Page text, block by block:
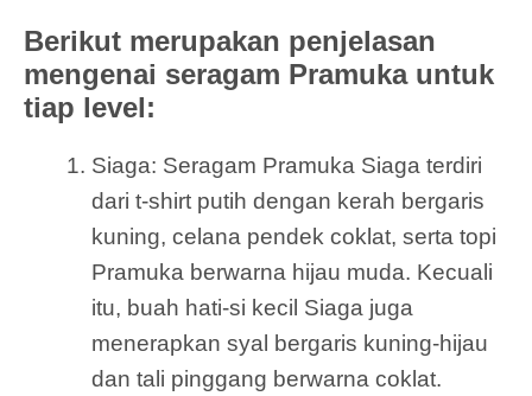
Berikut merupakan penjelasan
mengenai seragam Pramuka untuk
tiap level:
Siaga: Seragam Pramuka Siaga terdiri
dari t-shirt putih dengan kerah bergaris
kuning, celana pendek coklat, serta topi
Pramuka berwarna hijau muda. Kecuali
itu, buah hati-si kecil Siaga juga
menerapkan syal bergaris kuning-hijau
dan tali pinggang berwarna coklat.